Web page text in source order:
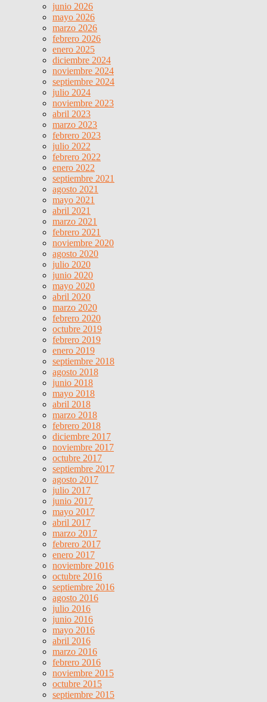
junio 2026
mayo 2026
marzo 2026
febrero 2026
enero 2025
diciembre 2024
noviembre 2024
septiembre 2024
julio 2024
noviembre 2023
abril 2023
marzo 2023
febrero 2023
julio 2022
febrero 2022
enero 2022
septiembre 2021
agosto 2021
mayo 2021
abril 2021
marzo 2021
febrero 2021
noviembre 2020
agosto 2020
julio 2020
junio 2020
mayo 2020
abril 2020
marzo 2020
febrero 2020
octubre 2019
febrero 2019
enero 2019
septiembre 2018
agosto 2018
junio 2018
mayo 2018
abril 2018
marzo 2018
febrero 2018
diciembre 2017
noviembre 2017
octubre 2017
septiembre 2017
agosto 2017
julio 2017
junio 2017
mayo 2017
abril 2017
marzo 2017
febrero 2017
enero 2017
noviembre 2016
octubre 2016
septiembre 2016
agosto 2016
julio 2016
junio 2016
mayo 2016
abril 2016
marzo 2016
febrero 2016
noviembre 2015
octubre 2015
septiembre 2015